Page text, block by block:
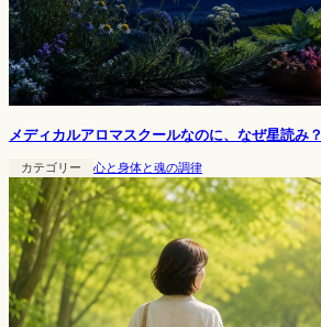
メディカルアロマスクールなのに、なぜ星読み？
カテゴリー 心と身体と魂の調律